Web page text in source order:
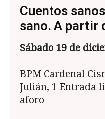
Cuentos
sano. A partir
Sábado 19 de
BPM Cardenal
Julián, 1 Entrada
aforo